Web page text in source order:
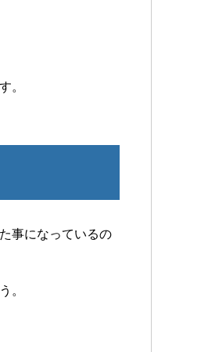
。
事になっているの
。